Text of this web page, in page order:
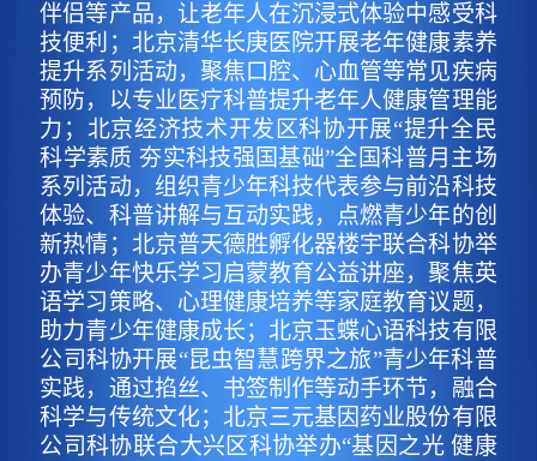
伴侣等产品，让老年人在沉浸式体验中感受科
技便利；北京清华长庚医院开展老年健康素养
提升系列活动，聚焦口腔、心血管等常见疾病
预防，以专业医疗科普提升老年人健康管理能
力；北京经济技术开发区科协开展“提升全民
科学素质 夯实科技强国基础”全国科普月主场
系列活动，组织青少年科技代表参与前沿科技
体验、科普讲解与互动实践，点燃青少年的创
新热情；北京普天德胜孵化器楼宇联合科协举
办青少年快乐学习启蒙教育公益讲座，聚焦英
语学习策略、心理健康培养等家庭教育议题，
助力青少年健康成长；北京玉蝶心语科技有限
公司科协开展“昆虫智慧跨界之旅”青少年科普
实践，通过掐丝、书签制作等动手环节，融合
科学与传统文化；北京三元基因药业股份有限
公司科协联合大兴区科协举办“基因之光 健康